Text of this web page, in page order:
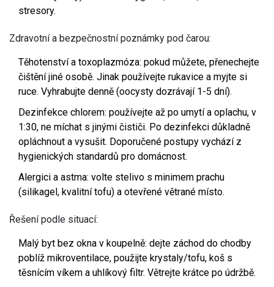
stresory.
Zdravotní a bezpečnostní poznámky pod čarou:
Těhotenství a toxoplazmóza: pokud můžete, přenechejte
čištění jiné osobě. Jinak používejte rukavice a myjte si
ruce. Vyhrabujte denně (oocysty dozrávají 1-5 dní).
Dezinfekce chlorem: používejte až po umytí a oplachu, v
1:30, ne míchat s jinými čističi. Po dezinfekci důkladně
opláchnout a vysušit. Doporučené postupy vychází z
hygienických standardů pro domácnost.
Alergici a astma: volte stelivo s minimem prachu
(silikagel, kvalitní tofu) a otevřené větrané místo.
Řešení podle situací:
Malý byt bez okna v koupelně: dejte záchod do chodby
poblíž mikroventilace, použijte krystaly/tofu, koš s
těsnícím víkem a uhlíkový filtr. Větrejte krátce po údržbě.